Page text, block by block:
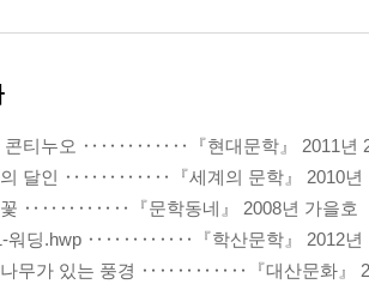
콘티누오 ‥‥‥‥‥‥『현대문학』 2011년
의 달인 ‥‥‥‥‥‥『세계의 문학』 2010년
꽃 ‥‥‥‥‥‥『문학동네』 2008년 가을호
워딩.hwp ‥‥‥‥‥‥『학산문학』 2012년
나무가 있는 풍경 ‥‥‥‥‥‥『대산문화』